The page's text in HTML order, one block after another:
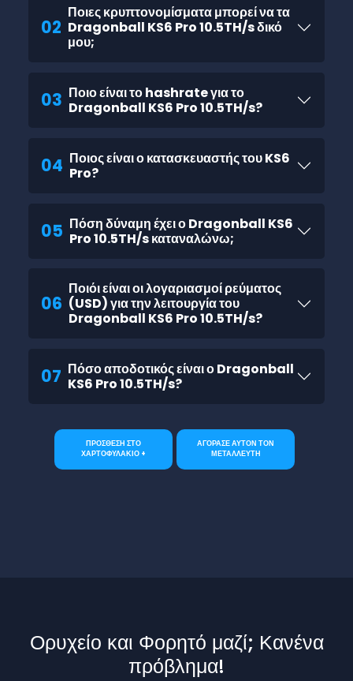
02
Ποιες κρυπτονομίσματα μπορεί να τα
Dragonball KS6 Pro 10.5TH/s δικό
μου;
03 Ποιο είναι το hashrate για το
Dragonball KS6 Pro 10.5TH/s?
04 Ποιος είναι ο κατασκευαστής του KS6
Pro?
05 Πόση δύναμη έχει ο Dragonball KS6
Pro 10.5TH/s καταναλώνω;
06
Ποιόι είναι οι λογαριασμοί ρεύματος
(USD) για την λειτουργία του
Dragonball KS6 Pro 10.5TH/s?
07 Πόσο αποδοτικός είναι ο Dragonball
KS6 Pro 10.5TH/s?
ΠΡΟΣΘΕΣΗ ΣΤΟ
ΧΑΡΤΟΦΥΛΑΚΙΟ +
ΑΓΟΡΑΣΕ ΑΥΤΟΝ ΤΟΝ
ΜΕΤΑΛΛΕΥΤΗ
Ορυχείο και Φορητό μαζί; Κανένα
πρόβλημα!